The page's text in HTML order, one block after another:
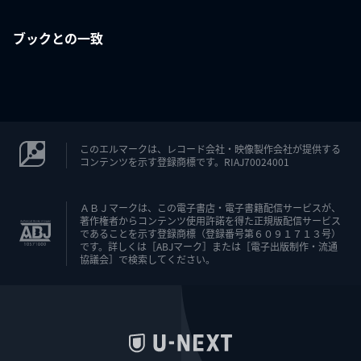
ブックとの一致
このエルマークは、レコード会社・映像製作会社が提供する
コンテンツを示す登録商標です。RIAJ70024001
ＡＢＪマークは、この電子書店・電子書籍配信サービスが、
著作権者からコンテンツ使用許諾を得た正規版配信サービス
であることを示す登録商標（登録番号第６０９１７１３号）
です。詳しくは［ABJマーク］または［電子出版制作・流通
協議会］で検索してください。